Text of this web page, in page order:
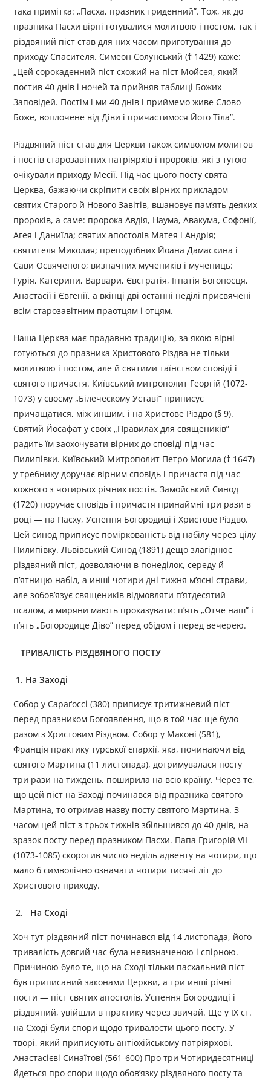
така примітка: „Пасха, празник триденний”. Тож, як до
празника Пасхи вірні готувалися молитвою і постом, так і
різдвяний піст став для них часом приготування до
приходу Спасителя. Симеон Солунський († 1429) каже:
„Цей сорокаденний піст схожий на піст Мойсея, який
постив 40 днів і ночей та прийняв таблиці Божих
Заповідей. Постім і ми 40 днів і приймемо живе Слово
Боже, воплочене від Діви і причастимося Його Тіла”.
Різдвяний піст став для Церкви також символом молитов
і постів старозавітних патріярхів і пророків, які з тугою
очікували приходу Месії. Під час цього посту свята
Церква, бажаючи скріпити своїх вірних прикладом
святих Старого й Нового Завітів, вшановує пам’ять деяких
пророків, а саме: пророка Авдія, Наума, Авакума, Софонії,
Агея і Даниїла; святих апостолів Матея і Андрія;
святителя Миколая; преподобних Йоана Дамаскина і
Сави Освяченого; визначних мучеників і мучениць:
Гурія, Катерини, Варвари, Євстратія, Ігнатія Богоносця,
Анастасії і Євгенії, а вкінці дві останні неділі присвячені
всім старозавітним праотцям і отцям.
Наша Церква має прадавню традицію, за якою вірні
готуються до празника Христового Різдва не тільки
молитвою і постом, але й святими таїнством сповіді і
святого причастя. Київський митрополит Георгій (1072-
1073) у своєму „Білеческому Уставі” приписує
причащатися, між иншим, і на Христове Різдво (§ 9).
Святий Йосафат у своїх „Правилах для священиків”
радить їм заохочувати вірних до сповіді під час
Пилипівки. Київський Митрополит Петро Могила († 1647)
у требнику доручає вірним сповідь і причастя під час
кожного з чотирьох річних постів. Замойський Синод
(1720) поручає сповідь і причастя принаймні три рази в
році — на Пасху, Успення Богородиці і Христове Різдво.
Цей синод приписує поміркованість від набілу через цілу
Пилипівку. Львівський Синод (1891) дещо злагіднює
різдвяний піст, дозволяючи в понеділок, середу й
п’ятницю набіл, а инші чотири дні тижня м’ясні страви,
але зобо­в’язує священиків відмовляти п’ятдесятий
псалом, а миряни мають проказувати: п’ять „Отче наш” і
п’ять „Богородице Діво” перед обідом і перед вечерею.
ТРИВАЛІСТЬ РІЗДВЯНОГО ПОСТУ
На Заході
Собор у Сараґоссі (380) приписує тритижневий піст
перед празником Богоявлення, що в той час ще було
разом з Христовим Різдвом. Собор у Маконі (581),
Франція практику турської єпархії, яка, починаючи від
святого Мартина (11 листопада), дотримувалася посту
три рази на тиждень, поширила на всю країну. Через те,
що цей піст на Заході починався від празника святого
Мартина, то отримав назву посту святого Мартина. З
часом цей піст з трьох тижнів збільшився до 40 днів, на
зразок посту перед празником Пасхи. Папа Григорій VII
(1073-1085) скоротив число неділь адвенту на чотири, що
мало б символічно означати чотири тисячі літ до
Христового приходу.
На Сході
Хоч тут різдвяний піст починався від 14 листопада, його
тривалість довгий час була невизначеною і спірною.
Причиною було те, що на Сході тільки пасхальний піст
був приписаний законами Церкви, а три инші річні
пости — піст святих апостолів, Успення Богородиці і
різдвяний, увійшли в практику через звичай. Ще у IX ст.
на Сході були спори щодо тривалости цього посту. У
творі, який приписують антіохійському патріярхові,
Анастасієві Синаїтові (561-600) Про три Чотиридесятниці
йдеться про спори щодо обов’язку різдвяного посту та